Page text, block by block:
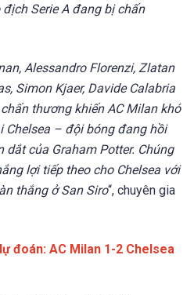
Serie A đang bị chấn
Alessandro Florenzi, Zlatan
Simon Kjaer, Davide Calabria
thương khiến AC Milan khó
Chelsea – đội bóng đang hồi
của Graham Potter. Chúng
lợi tiếp theo cho Chelsea với
thắng ở San Siro“, chuyên gia
đoán: AC Milan 1-2 Chelsea